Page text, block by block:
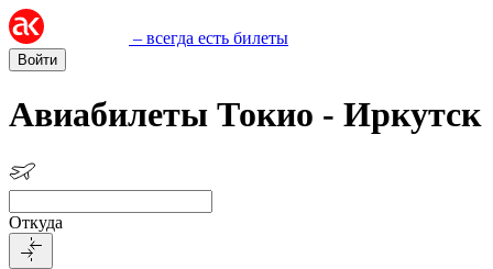
– всегда есть билеты
Войти
Авиабилеты Токио - Иркутск
Откуда